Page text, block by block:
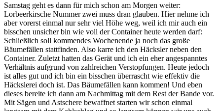
Samstag geht es dann für mich schon am Morgen weiter:
Lorbeerkirsche Nummer zwei muss dran glauben. Hier nehme ich
aber vorerst einmal nur sehr viel Höhe weg, weil ich mir auch ein
bisschen unsicher bin wie voll der Container heute werden darf:
Schließlich soll kommendes Wochenende ja noch das große
Bäumefällen stattfinden. Also karre ich den Häcksler neben den
Container. Zuletzt hatten das Gerät und ich ein eher angespanntes
Verhältnis aufgrund von zahlreichen Verstopfungen. Heute jedoch
ist alles gut und ich bin ein bisschen überrascht wie effektiv die
Häckslerei doch ist. Das Bäumefällen kann kommen! Und eben
dieses bereite ich dann am Nachmittag mit dem Rest der Bande vor.
Mit Sägen und Astschere bewaffnet starten wir schon einmal